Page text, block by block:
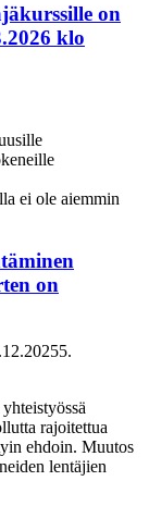
on
klo
ei ole aiemmin
on
5.
rajoitettua
ehdoin. Muutos
lentäjien